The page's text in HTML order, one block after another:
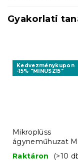
Gyakorlati
Kedvezménykupon
-15% "MINUSZ15"
Mikroplüss
ágyneműhuzat
GARDEN
Raktáron (>10